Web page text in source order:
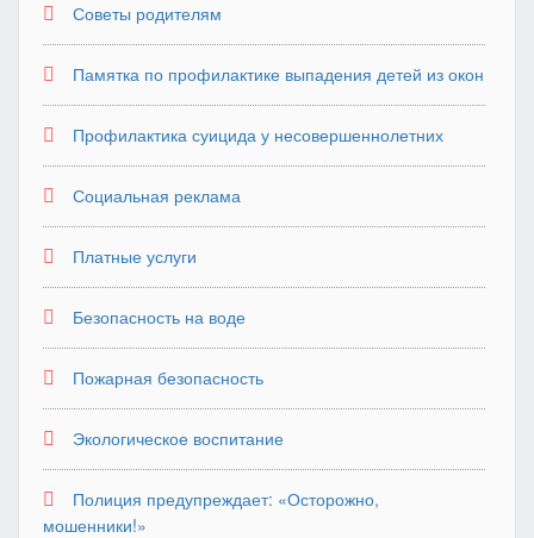
Советы родителям
Памятка по профилактике выпадения детей из окон
Профилактика суицида у несовершеннолетних
Социальная реклама
Платные услуги
Безопасность на воде
Пожарная безопасность
Экологическое воспитание
Полиция предупреждает: «Осторожно,
мошенники!»